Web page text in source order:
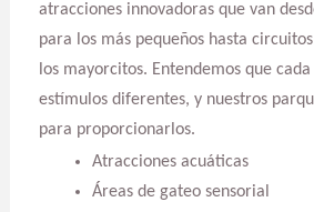
atracciones innovadoras que van
para los más pequeños hasta
los mayorcitos. Entendemos que
estímulos diferentes, y nuestros
para proporcionarlos.
Atracciones acuáticas
Áreas de gateo sensorial